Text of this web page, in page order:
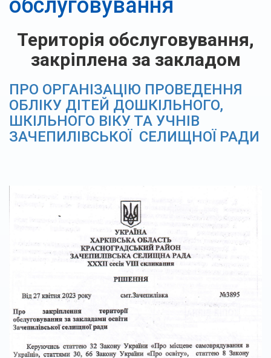
обслуговування
Територія обслуговування,
закріплена за закладом
ПРО ОРГАНІЗАЦІЮ ПРОВЕДЕННЯ
ОБЛІКУ ДІТЕЙ ДОШКІЛЬНОГО,
ШКІЛЬНОГО ВІКУ ТА УЧНІВ
ЗАЧЕПИЛІВСЬКОЇ СЕЛИЩНОЇ РАДИ